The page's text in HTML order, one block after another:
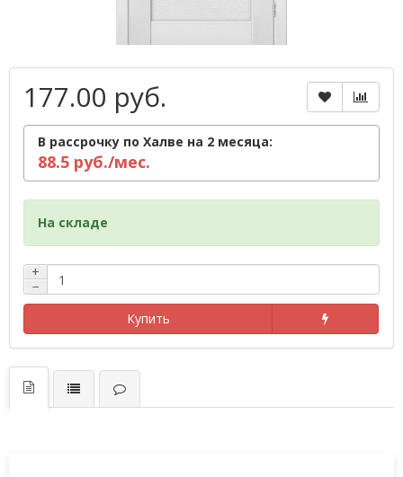
177.00 руб.
В рассрочку по Халве на 2 месяца:
88.5 руб./мес.
На складе
+
−
Купить